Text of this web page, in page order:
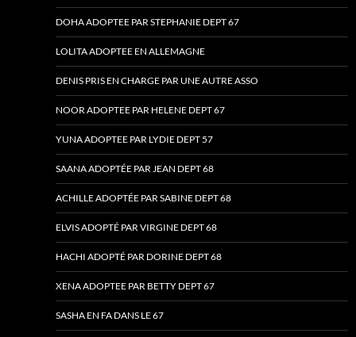
DOHA ADOPTEE PAR STEPHANIE DEPT 67
LOLITA ADOPTEE EN ALLEMAGNE
DENIS PRIS EN CHARGE PAR UNE AUTRE ASSO
NOOR ADOPTEE PAR HELENE DEPT 67
YUNA ADOPTEE PAR LYDIE DEPT 57
SAANA ADOPTÉE PAR JEAN DEPT 68
ACHILLE ADOPTÉE PAR SABINE DEPT 68
ELVIS ADOPTÉ PAR VIRGINE DEPT 68
HACHI ADOPTÉ PAR DORINE DEPT 68
XENA ADOPTEE PAR BETTY DEPT 67
SASHA EN FA DANS LE 67